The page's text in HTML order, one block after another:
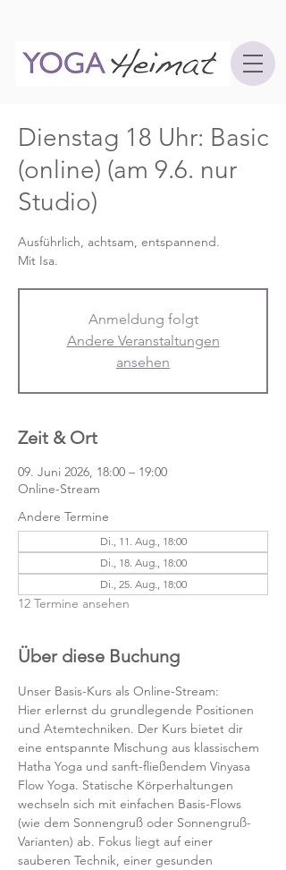
Dienstag 18 Uhr: Basic
(online) (am 9.6. nur
Studio)
Ausführlich, achtsam, entspannend.
Mit Isa.
Anmeldung folgt
Andere Veranstaltungen
ansehen
Zeit & Ort
09. Juni 2026, 18:00 – 19:00
Online-Stream
Andere Termine
Di., 11. Aug., 18:00
Di., 18. Aug., 18:00
Di., 25. Aug., 18:00
12 Termine ansehen
Über diese Buchung
Unser Basis-Kurs als Online-Stream:
Hier erlernst du grundlegende Positionen
und Atemtechniken. Der Kurs bietet dir
eine entspannte Mischung aus klassischem
Hatha Yoga und sanft-fließendem Vinyasa
Flow Yoga. Statische Körperhaltungen
wechseln sich mit einfachen Basis-Flows
(wie dem Sonnengruß oder Sonnengruß-
Varianten) ab. Fokus liegt auf einer
sauberen Technik, einer gesunden